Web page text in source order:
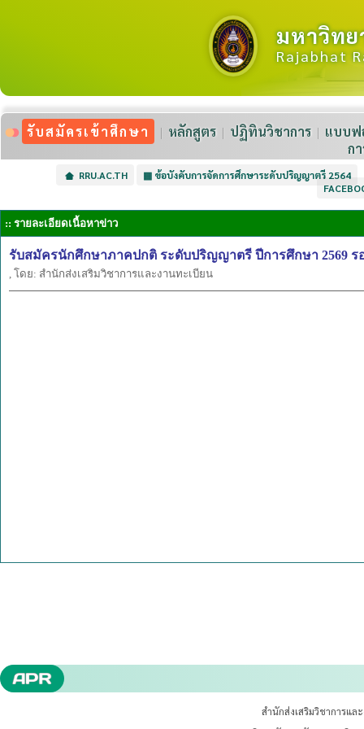
มหาวิท
Rajabhat
รับสมัครเข้าศึกษา หลักสูตร ปฏิทินวิชาการ
แบบฟ
ก
RRU.AC.TH ▦ ข้อบังคับการจัดการศึกษาระดับปริญญาตรี 2564
:: รายละเอียดเนื้อหาข่าว
รับสมัครนักศึกษาภาคปกติ ระดับปริญญาตรี ปีการศึกษา 2569 ร
, โดย: สำนักส่งเสริมวิชาการและงานทะเบียน
สำนักส่งเสริมวิชาการแ